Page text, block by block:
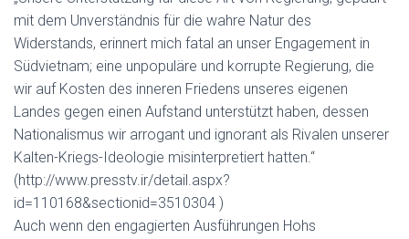
mit dem Unverständnis für die wahre Natur des
Widerstands, erinnert mich fatal an unser Engagement in
Südvietnam; eine unpopuläre und korrupte Regierung, die
wir auf Kosten des inneren Friedens unseres eigenen
Landes gegen einen Aufstand unterstützt haben, dessen
Nationalismus wir arrogant und ignorant als Rivalen unserer
Kalten-Kriegs-Ideologie misinterpretiert hatten.“
(http://www.presstv.ir/detail.aspx?
id=110168&sectionid=3510304 )
Auch wenn den engagierten Ausführungen Hohs